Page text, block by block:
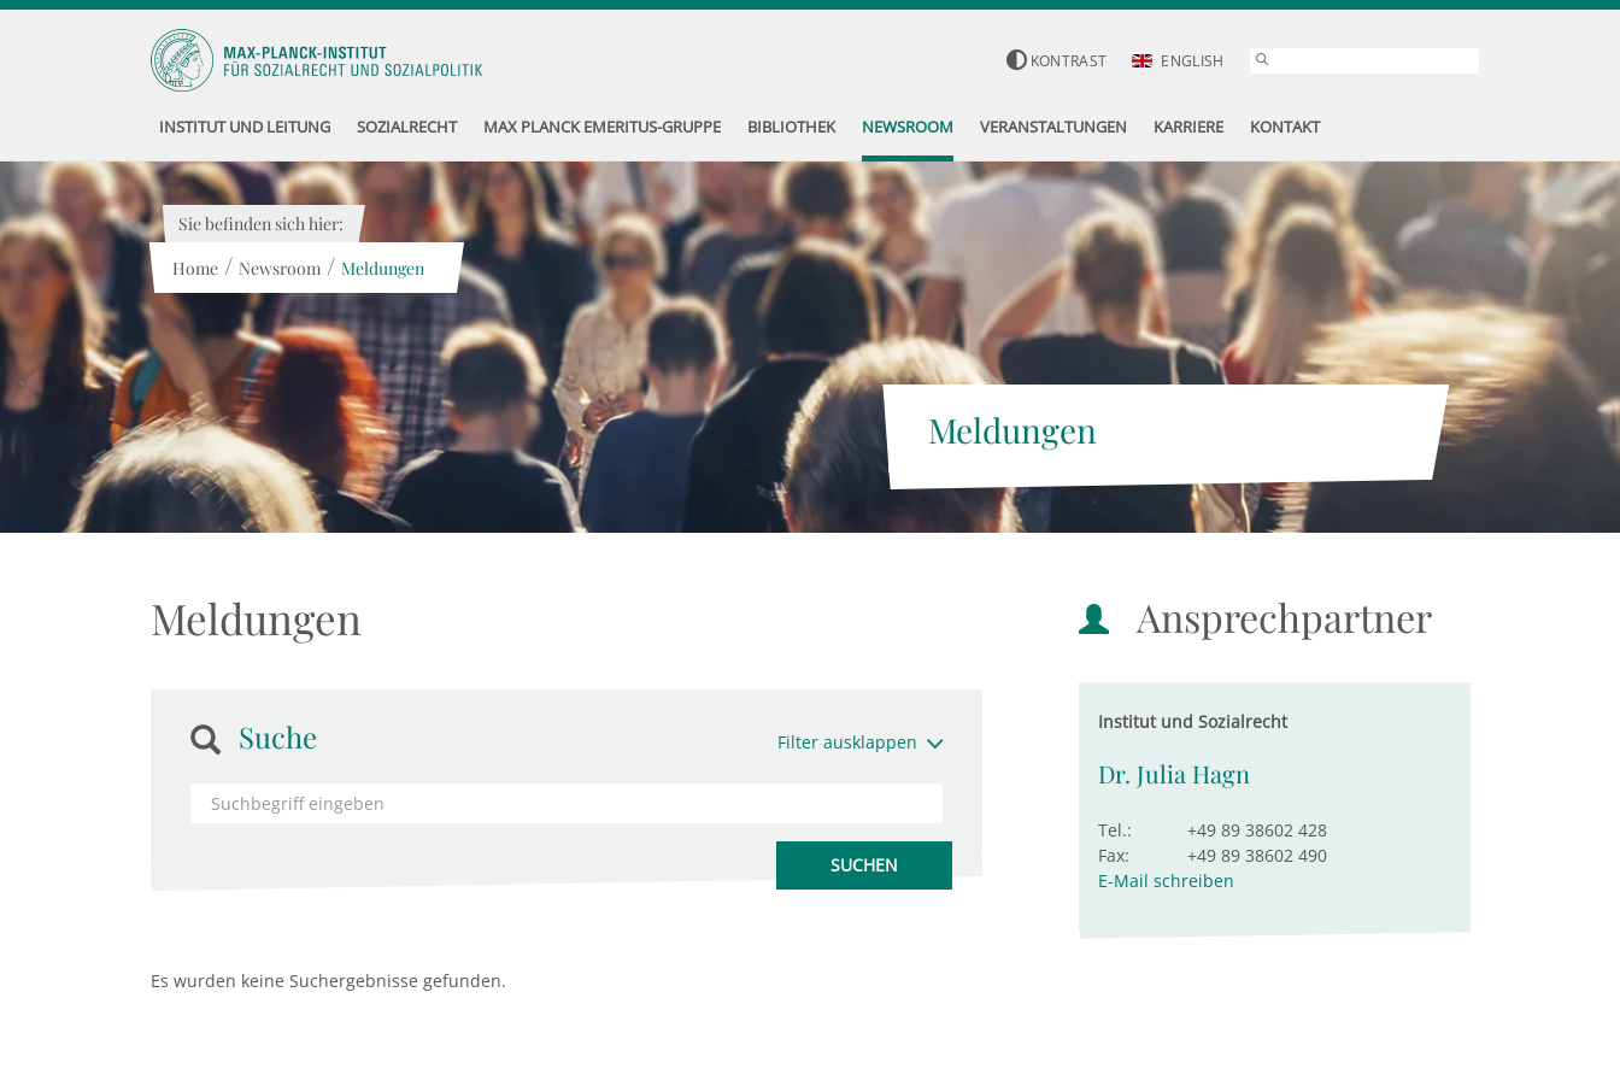
KONTRAST ENGLISH
INSTITUT UND LEITUNG SOZIALRECHT MAX PLANCK EMERITUS-GRUPPE BIBLIOTHEK NEWSROOM VERANSTALTUNGEN KARRIERE KONTAKT
Meldungen
Sie befinden sich hier:
Home / Newsroom / Meldungen
Meldungen
Suche Filter ausklappen
Es wurden keine Suchergebnisse gefunden.
Ansprechpartner
Institut und Sozialrecht
Dr. Julia Hagn
Tel.:
+49 89 38602 428
Fax:
+49 89 38602 490
E-Mail schreiben